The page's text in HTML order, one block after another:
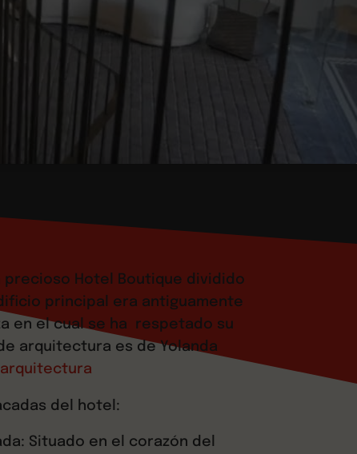
precioso Hotel Boutique dividido
principal era antiguamente
en el cual se ha respetado su
arquitectura es de Yolanda
del hotel:
Situado en el corazón del